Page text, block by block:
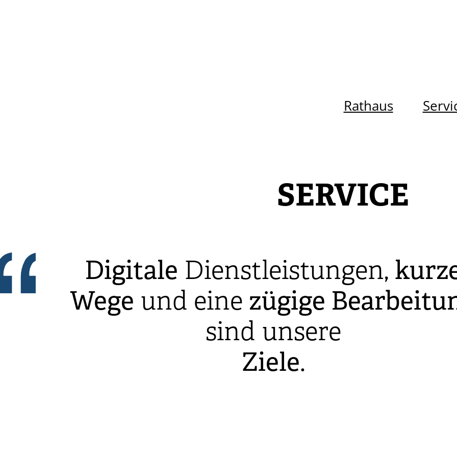
Rathaus
SERVICE
Digitale Dienstleistungen,
Wege und eine zügige
sind unsere
Ziele.